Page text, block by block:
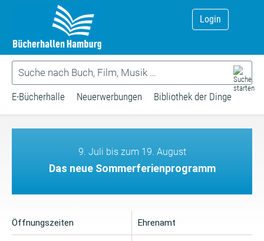
Login
E-Bücherhalle Neuerwerbungen Bibliothek der Dinge
9. Juli bis zum 19. August
Das neue Sommerferienprogramm
Öffnungszeiten Ehrenamt